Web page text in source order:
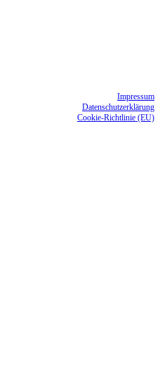
Impressum
Datenschutzerklärung
Cookie-Richtlinie (EU)